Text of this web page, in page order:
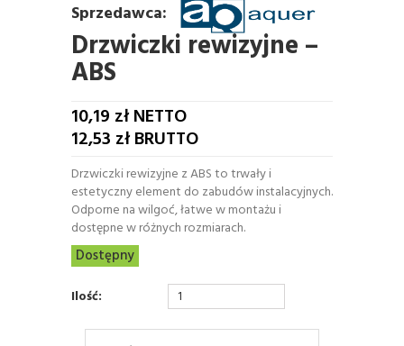
Sprzedawca:
Drzwiczki rewizyjne –
ABS
10,19 zł NETTO
12,53 zł BRUTTO
Drzwiczki rewizyjne z ABS to trwały i
estetyczny element do zabudów instalacyjnych.
Odporne na wilgoć, łatwe w montażu i
dostępne w różnych rozmiarach.
Dostępny
Ilość: